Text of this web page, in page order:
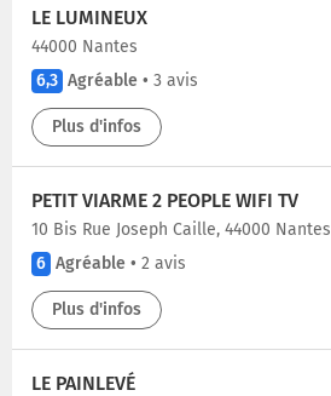
LE LUMINEUX
44000 Nantes
6,3 Agréable • 3 avis
Plus d'infos
PETIT VIARME 2 PEOPLE WIFI TV
10 Bis Rue Joseph Caille, 44000 Nantes
6 Agréable • 2 avis
Plus d'infos
LE PAINLEVÉ